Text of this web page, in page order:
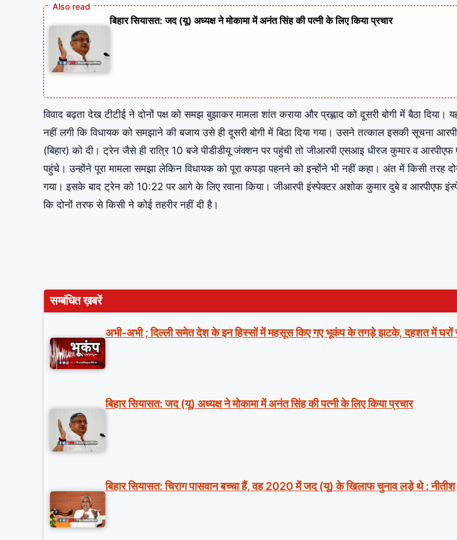
बिहार सियासत: जद (यू) अध्यक्ष ने मोकामा में अनंत सिंह की पत्नी के लिए किया प्रचार
विवाद बढ़ता देख टीटीई ने दोनों पक्ष को समझ बुझाकर मामला शांत कराया और प्रह्लाद को दूसरी बोगी में बैठा दिया।
नहीं लगी कि विधायक को समझाने की बजाय उसे ही दूसरी बोगी में बिठा दिया गया। उसने तत्काल इसकी सूचना
(बिहार) को दी। ट्रेन जैसे ही रात्रि 10 बजे पीडीडीयू जंक्शन पर पहुंची तो जीआरपी एसआइ धीरज कुमार व
पहुंचे। उन्होंने पूरा मामला समझा लेकिन विधायक को पूरा कपड़ा पहनने को इन्होंने भी नहीं कहा। अंत में किसी तरह
गया। इसके बाद ट्रेन को 10:22 पर आगे के लिए रवाना किया। जीआरपी इंस्पेक्टर अशोक कुमार दुबे व आरपीएफ
कि दोनों तरफ से किसी ने कोई तहरीर नहीं दी है।
सम्बंधित ख़बरें
अभी-अभी ; दिल्ली समेत देश के इन हिस्सों में महसूस किए गए भूकंप के तगड़े झटके, दहशत में घरों
बिहार सियासत: जद (यू) अध्यक्ष ने मोकामा में अनंत सिंह की पत्नी के लिए किया प्रचार
बिहार सियासत: चिराग पासवान बच्चा हैं, वह 2020 में जद (यू) के खिलाफ चुनाव लड़े थे : नीतीश